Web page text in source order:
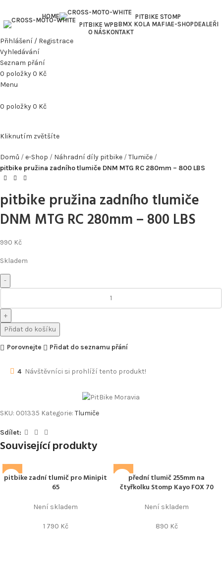
HOME
PITBIKE STOMP
PITBIKE WPBBMX KOLA MAFIAE-SHOPDEALEŘI
O NÁSKONTAKT
Přihlášení / Registrace
Vyhledávání
Seznam přání
0 položky0 Kč
Menu
0 položky0 Kč
Kliknutím zvětšíte
Domů e-Shop Náhradní díly pitbike
Tlumiče
pitbike pružina zadního tlumiče DNM MTG RC 280mm – 800 LBS
pitbike pružina zadního tlumiče
DNM MTG RC 280mm – 800 LBS
990 Kč
Skladem
Přidat do košíku
Porovnejte Přidat do seznamu přání
4 Návštěvníci si prohlíží tento produkt!
SKU: 001335 Kategorie: Tlumiče
Sdílet:
Související produkty
pitbike zadní tlumič pro Minipit
65
Není skladem
1 790 Kč
přední tlumič 255mm na
čtyřkolku Stomp Kayo FOX 70
Není skladem
890 Kč